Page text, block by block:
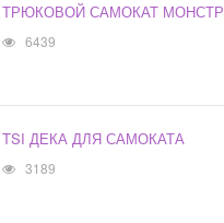
ТРЮКОВОЙ САМОКАТ МОНСТР
6439
TSI ДЕКА ДЛЯ САМОКАТА
3189